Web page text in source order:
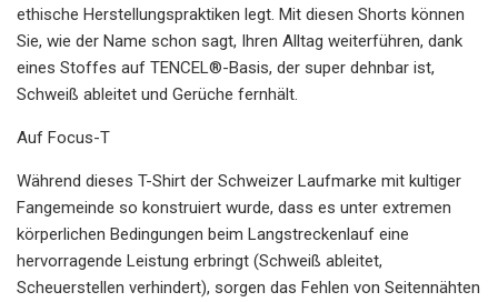
ethische Herstellungspraktiken legt. Mit diesen Shorts können
Sie, wie der Name schon sagt, Ihren Alltag weiterführen, dank
eines Stoffes auf TENCEL®-Basis, der super dehnbar ist,
Schweiß ableitet und Gerüche fernhält.
Auf Focus-T
Während dieses T-Shirt der Schweizer Laufmarke mit kultiger
Fangemeinde so konstruiert wurde, dass es unter extremen
körperlichen Bedingungen beim Langstreckenlauf eine
hervorragende Leistung erbringt (Schweiß ableitet,
Scheuerstellen verhindert), sorgen das Fehlen von Seitennähten